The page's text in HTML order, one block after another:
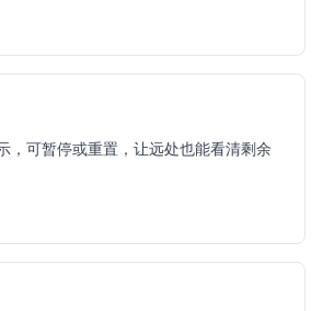
，可暂停或重置，让远处也能看清剩余